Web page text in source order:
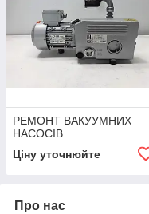
РЕМОНТ ВАКУУМНИХ
НАСОСІВ
Ціну уточнюйте
Про нас